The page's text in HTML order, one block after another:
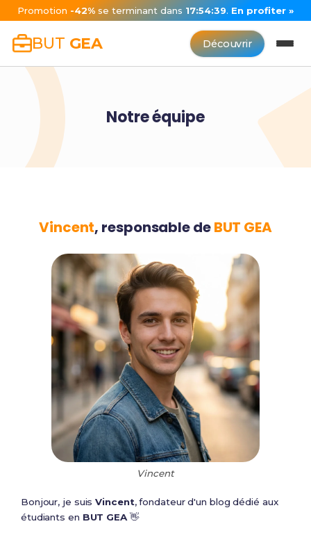
Promotion -42% se terminant dans 17:54:39. En profiter »
BUT GEA Découvrir
Notre équipe
Vincent, responsable deBUT GEA
Vincent
Bonjour, je suisVincent, fondateur d'un blog dédié aux
étudiants en BUT GEA👋